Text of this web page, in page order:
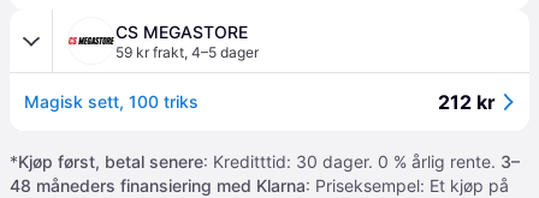
CS MEGASTORE
59 kr frakt, 4–5 dager
Magisk sett, 100 triks 212 kr
*Kjøp først, betal senere: Kreditttid: 30 dager. 0 % årlig rente. 3–
48 måneders finansiering med Klarna: Priseksempel: Et kjøp på